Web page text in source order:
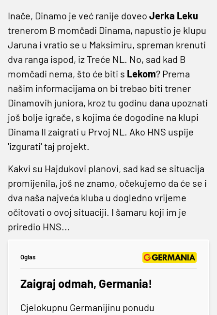
Inače, Dinamo je već ranije doveo Jerka Leku
trenerom B momčadi Dinama, napustio je klupu
Jaruna i vratio se u Maksimiru, spreman krenuti
dva ranga ispod, iz Treće NL. No, sad kad B
momčadi nema, što će biti s Lekom? Prema
našim informacijama on bi trebao biti trener
Dinamovih juniora, kroz tu godinu dana upoznati
još bolje igrače, s kojima će dogodine na klupi
Dinama II zaigrati u Prvoj NL. Ako HNS uspije
'izgurati' taj projekt.
Kakvi su Hajdukovi planovi, sad kad se situacija
promijenila, još ne znamo, očekujemo da će se i
dva naša najveća kluba u dogledno vrijeme
očitovati o ovoj situaciji. I šamaru koji im je
priredio HNS...
Oglas
Zaigraj odmah, Germania!
Cjelokupnu Germanijinu ponudu